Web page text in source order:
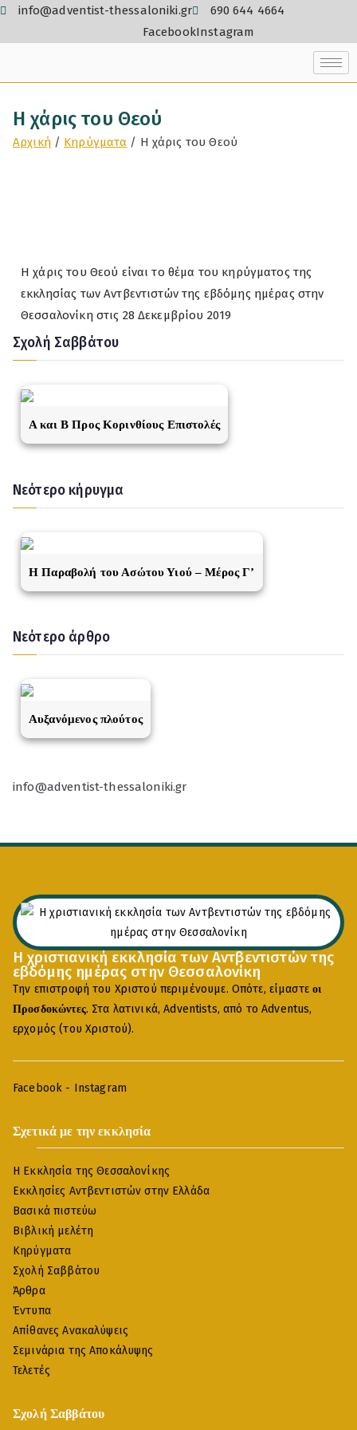
info@adventist-thessaloniki.gr
690 644 4664
FacebookInstagram
Η χάρις του Θεού
Αρχική Κηρύγματα Η χάρις του Θεού
Η χάρις του Θεού είναι το θέμα του κηρύγματος της
εκκλησίας των Αντβεντιστών της εβδόμης ημέρας στην
Θεσσαλονίκη στις 28 Δεκεμβρίου 2019
Σχολή Σαββάτου
A και Β Προς Κορινθίους Επιστολές
Νεότερο κήρυγμα
Η Παραβολή του Ασώτου Υιού – Μέρος Γ’
Νεότερο άρθρο
Αυξανόμενος πλούτος
info@adventist-thessaloniki.gr
Η χριστιανική εκκλησία των Αντβεντιστών της
εβδόμης ημέρας στην Θεσσαλονίκη
Την επιστροφή του Χριστού περιμένουμε. Οπότε, είμαστεοι
Προσδοκώντες. Στα λατινικά, Adventists, από το Adventus,
ερχομός (του Χριστού).
Facebook - Instagram
Σχετικά με την εκκλησία
Η Εκκλησία της Θεσσαλονίκης
Εκκλησίες Αντβεντιστών στην Ελλάδα
Βασικά πιστεύω
Βιβλική μελέτη
Κηρύγματα
Σχολή Σαββάτου
Άρθρα
Έντυπα
Απίθανες Ανακαλύψεις
Σεμινάρια της Αποκάλυψης
Τελετές
Σχολή Σαββάτου